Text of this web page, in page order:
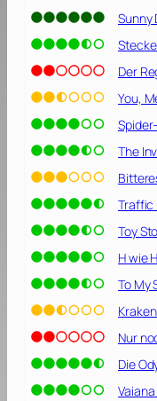
e
h
a
b
e
’
s
s
h
w
e
r
[
2
0
0
2
]
Sunny
Der
You,
The
Traffic
Toy
H wie
To My
Nur
Die